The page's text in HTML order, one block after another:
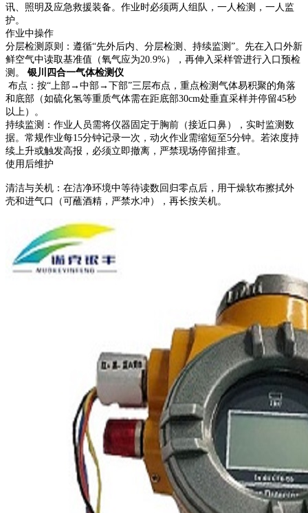
讯、照明及应急救援装备。作业时必须‌两人组队‌，一人检测，一人监
护。
‌作业中操作‌
‌分层检测原则‌：遵循“先外后内、分层检测、持续监测”。先在入口外新
鲜空气中读取基准值（氧气应为20.9%），再伸入采样管进行入口预检
测。 银川四合一气体检测仪
‌ 布点‌：按“上部→中部→下部”三层布点，重点检测气体易积聚的角落
和底部（如硫化氢等重质气体需在距底部30cm处垂直采样并停留45秒
以上）。
‌持续监测‌：作业人员需将仪器固定于胸前（接近口鼻），实时监测数
据。常规作业每15分钟记录一次，动火作业需缩短至5分钟。‌若浓度持
续上升或触发高报，必须立即撤离‌，严禁现场停留排查。
‌使用后维护‌
‌清洁与关机‌：在洁净环境中等待读数回归零点后，用干燥软布擦拭外
壳和进气口（可蘸酒精，严禁水冲），再长按关机。